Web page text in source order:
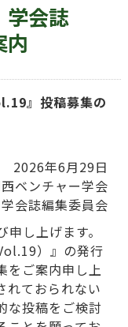
学会誌
内
』投稿募集の
2026年6月29日
ベンチャー学会
学会誌編集委員会
し上げます。
）』の発行
をご案内申し上
れておられない
な投稿をご検討